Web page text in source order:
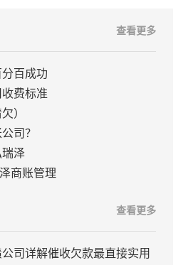
查看更多
百成功
费标准
）
司？
泽
商账管理
查看更多
司详解催收欠款最直接实用